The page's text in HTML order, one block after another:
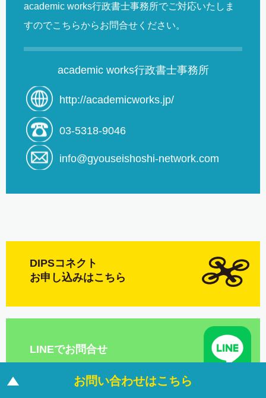
お問い合わせはこ ちら
academic works行政書士事務所でご対応いたしま
すのでこちらからお問合せください。
academic works行政書士事務所
http://academicworks.jp/
03-5318-9046
info@gyouseishoshi-network.com
DIPSコネクト
お申し込みはこちら
LINEでお問合せ